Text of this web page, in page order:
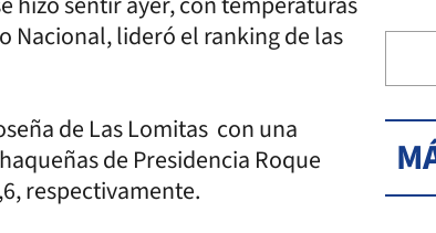
Nacional, lideró el ranking de las
de Las Lomitas con una
de Presidencia Roque
respectivamente.